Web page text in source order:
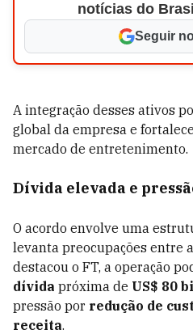
notícias do
Seguir
A integração desses ativos
global da empresa e
mercado de entretenimento.
Dívida elevada e
O acordo envolve uma
levanta preocupações entre
destacou o FT, a operação
dívida próxima de US$ 80
pressão por redução de
receita.